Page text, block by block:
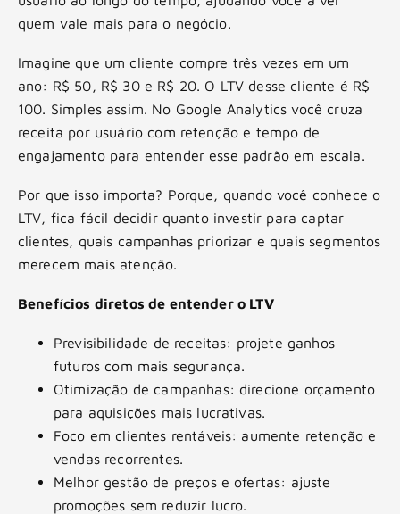
quem vale mais para o negócio.
Imagine que um cliente compre três vezes em um
ano: R$ 50, R$ 30 e R$ 20. O LTV desse cliente é R$
100. Simples assim. No Google Analytics você cruza
receita por usuário com retenção e tempo de
engajamento para entender esse padrão em escala.
Por que isso importa? Porque, quando você conhece o
LTV, fica fácil decidir quanto investir para captar
clientes, quais campanhas priorizar e quais segmentos
merecem mais atenção.
Benefícios diretos de entender o LTV
Previsibilidade de receitas: projete ganhos
futuros com mais segurança.
Otimização de campanhas: direcione orçamento
para aquisições mais lucrativas.
Foco em clientes rentáveis: aumente retenção e
vendas recorrentes.
Melhor gestão de preços e ofertas: ajuste
promoções sem reduzir lucro.